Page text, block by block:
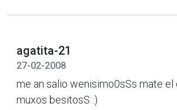
agatita-21
27-02-2008
me an salio wenisimo0sSs mate el
muxos besitosS :)